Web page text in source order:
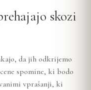
skozi
da jih odkrijemo
spomine, ki bodo
vprašanji, ki